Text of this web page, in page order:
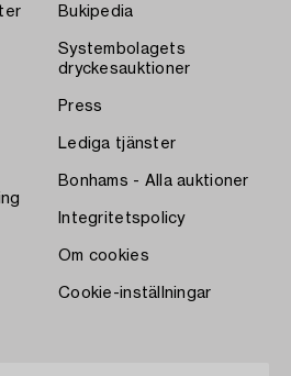
Bukipedia
Systembolagets
dryckesauktioner
Press
Lediga tjänster
Bonhams - Alla auktioner
Integritetspolicy
Om cookies
Cookie-inställningar